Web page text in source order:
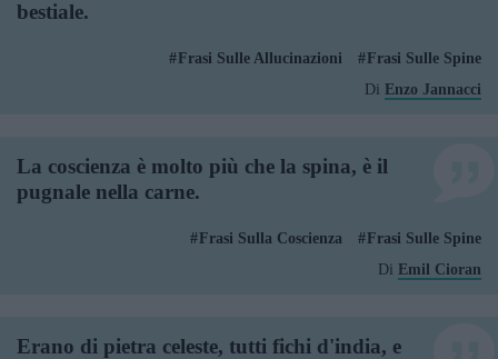
bestiale.
Frasi Sulle Allucinazioni
Frasi Sulle Spine
Di Enzo Jannacci
La coscienza è molto più che la spina, è il
pugnale nella carne.
Frasi Sulla Coscienza
Frasi Sulle Spine
Di Emil Cioran
Erano di pietra celeste, tutti fichi d'india, e